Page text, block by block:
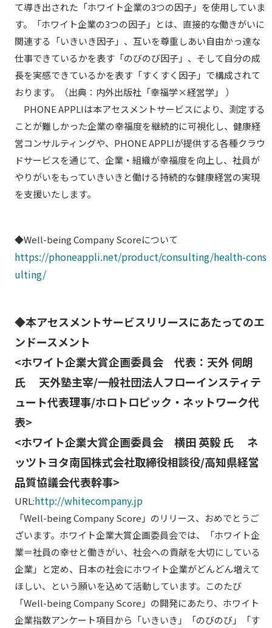
て導き出された「ホワイト企業の3つの因子」を使用していま
す。「ホワイト企業の3つの因子」とは、直接的な働きがいに
関連する「いきいき因子」、互いを尊重しあい自由かっ達な
仕事できているかを表す「のびのび因子」、そして自分の成
長を実感できているかを表す「すくすく因子」で構成されて
おります。（出典：内外出版社「幸福学×経営学」 ）
PHONE APPLIは本アセスメントサービスにより、測定する
ことが難しかった企業の幸福度を継続的に可視化し、健康経
営コンサルティングや、PHONE APPLIが提供する各種クラウ
ドサービスを通じて、企業・組織が幸福度を向上し、社員が
やりがいをもっていきいきと働ける持続的な健康経営の実現
を支援いたします。
◆Well-being Company Scoreについて
https://phoneappli.net/product/consulting/health-cons
ulting/
◆本アセスメントサービスリリースにあたってのエ
ンドースメント
<ホワイト企業大賞企画委員会 代表：天外 伺朗
氏 天外塾主宰/一般社団法人フローインスティテ
ュート代表理事/ホロトロピック・ネットワーク代
表>
<ホワイト企業大賞企画委員会 横田 英毅 氏 ネ
ッツトヨタ南国株式会社取締役相談役/高知県経営
品質協議会代表幹事>
URL:http://whitecompany.jp
「Well-being Company Score」のリリース、おめでとうご
ざいます。ホワイト企業大賞企画委員会では、「ホワイト企
業＝社員の幸せと働きがい、社会への貢献を大切にしている
企業」と定め、日本の社会にホワイト企業がどんどん増えて
ほしい、という願いを込めて活動しています。このたび
「Well-being Company Score」の開発にあたり、ホワイト
企業指数アンケート項目から「いきいき」「のびのび」「す